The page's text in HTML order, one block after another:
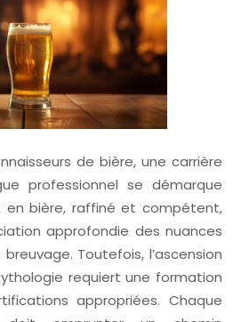
de bière, une carrière
professionnel se démarque
en bière, raffiné et compétent,
approfondie des nuances
Toutefois, l’ascension
requiert une formation
appropriées. Chaque